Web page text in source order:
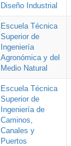
Diseño Industrial
Escuela Técnica
Superior de
Ingeniería
Agronómica y del
Medio Natural
Escuela Técnica
Superior de
Ingeniería de
Caminos,
Canales y
Puertos